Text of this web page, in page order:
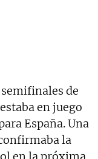
de
en juego
España. Una
la